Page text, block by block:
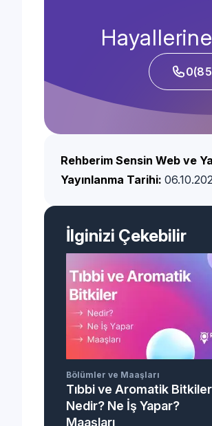
Rehberim Sensin Web ve
Yayınlanma Tarihi:
İlginizi Çekebilir
Bölümler ve Maaşları
Tıbbi ve Aromatik Bitkiler
Nedir? Ne İş Yapar?
Maaşları